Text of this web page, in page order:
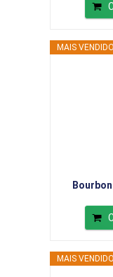
MAIS
MAIS